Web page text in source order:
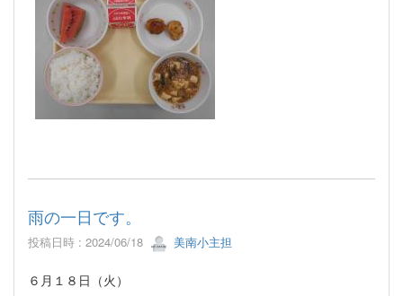
雨の一日です。
投稿日時 : 2024/06/18 美南小主担
６月１８日（火）